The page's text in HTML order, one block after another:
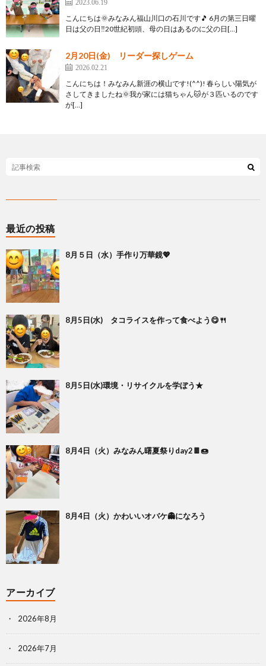
2023.06.19
こんにちは🌞みなみん福山川口の石川です🎵 6月の第三日曜
日は父の日‼20世紀初頭、母の日はあるのに父の日[…]
2月20日(金) リーダー探しゲーム
2026.02.21
こんにちは！みなみん新涯の横山です!(^^)! 春らしい陽気が
さしてきましたね🌞我が家には猫ちゃん🐱が３匹いるのです
が[…]
最近の投稿
8月５日（水）手作り万華鏡💖
8月5日(水) タコライスを作って食べよう😋🍴
8月5日(水)環境・リサイクルを学ぼう★
8月4日（火）みなみん曙夏祭りday2🍫🍩
8月4日（火）かわいいオバケ👻になろう
アーカイブ
2026年8月
2026年7月